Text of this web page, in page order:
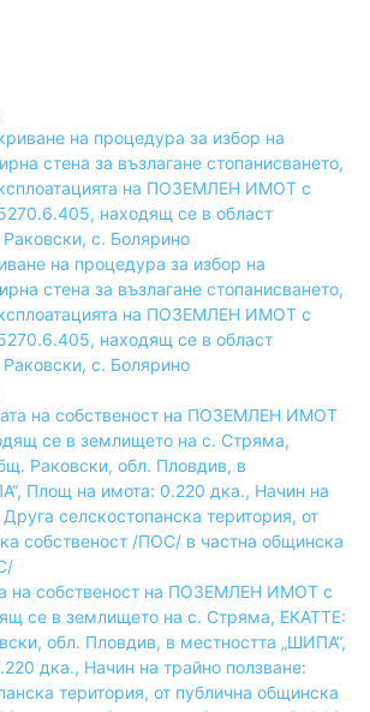
на процедура за избор на
стена за възлагане стопанисването,
на ПОЗЕМЛЕН ИМОТ с
находящ се в област
с. Болярино
на собственост на ПОЗЕМЛЕН ИМОТ с
се в землището на с. Стряма, ЕКАТТЕ:
обл. Пловдив, в местността „ШИПА“,
дка., Начин на трайно ползване:
територия, от публична общинска